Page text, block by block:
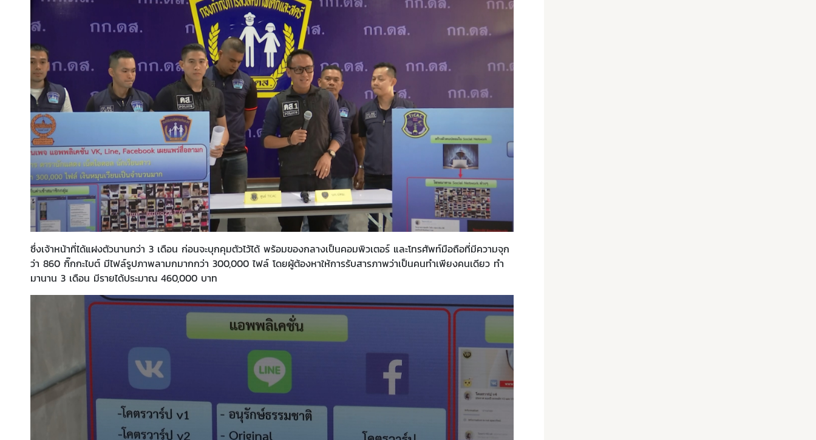
ซึ่งเจ้าหน้าที่ได้แฝงตัวนานกว่า 3 เดือน ก่อนจะบุกคุมตัวไว้ได้ พร้อมของกลางเป็นคอมพิวเตอร์ และโทรศัพท์มือถือที่มีความจุก
ว่า 860 กิ๊กกะไบต์ มีไฟล์รูปภาพลามกมากกว่า 300,000 ไฟล์ โดยผู้ต้องหาให้การรับสารภาพว่าเป็นคนทำเพียงคนเดียว ทำ
มานาน 3 เดือน มีรายได้ประมาณ 460,000 บาท